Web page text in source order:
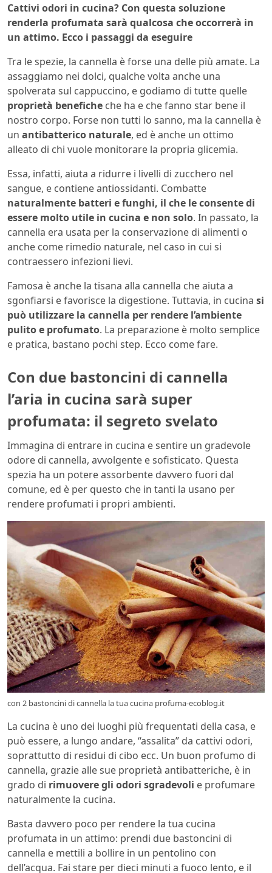
Cattivi odori in cucina? Con questa soluzione
renderla profumata sarà qualcosa che occorrerà in
un attimo. Ecco i passaggi da eseguire
Tra le spezie, la cannella è forse una delle più amate. La
assaggiamo nei dolci, qualche volta anche una
spolverata sul cappuccino, e godiamo di tutte quelle
proprietà benefiche che ha e che fanno star bene il
nostro corpo. Forse non tutti lo sanno, ma la cannella è
un antibatterico naturale, ed è anche un ottimo
alleato di chi vuole monitorare la propria glicemia.
Essa, infatti, aiuta a ridurre i livelli di zucchero nel
sangue, e contiene antiossidanti. Combatte
naturalmente batteri e funghi, il che le consente di
essere molto utile in cucina e non solo. In passato, la
cannella era usata per la conservazione di alimenti o
anche come rimedio naturale, nel caso in cui si
contraessero infezioni lievi.
Famosa è anche la tisana alla cannella che aiuta a
sgonfiarsi e favorisce la digestione. Tuttavia, in cucina si
può utilizzare la cannella per rendere l’ambiente
pulito e profumato. La preparazione è molto semplice
e pratica, bastano pochi step. Ecco come fare.
Con due bastoncini di cannella
l’aria in cucina sarà super
profumata: il segreto svelato
Immagina di entrare in cucina e sentire un gradevole
odore di cannella, avvolgente e sofisticato. Questa
spezia ha un potere assorbente davvero fuori dal
comune, ed è per questo che in tanti la usano per
rendere profumati i propri ambienti.
con 2 bastoncini di cannella la tua cucina profuma-ecoblog.it
La cucina è uno dei luoghi più frequentati della casa, e
può essere, a lungo andare, “assalita” da cattivi odori,
soprattutto di residui di cibo ecc. Un buon profumo di
cannella, grazie alle sue proprietà antibatteriche, è in
grado di rimuovere gli odori sgradevoli e profumare
naturalmente la cucina.
Basta davvero poco per rendere la tua cucina
profumata in un attimo: prendi due bastoncini di
cannella e mettili a bollire in un pentolino con
dell’acqua. Fai stare per dieci minuti a fuoco lento, e il